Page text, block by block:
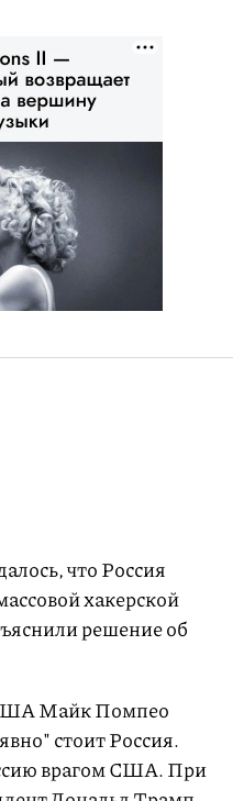
что Россия
хакерской
решение об
США Майк Помпео
стоит Россия.
врагом США. При